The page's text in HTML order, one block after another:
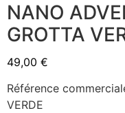
NANO
GROTTA
49,00 €
Référence
VERDE